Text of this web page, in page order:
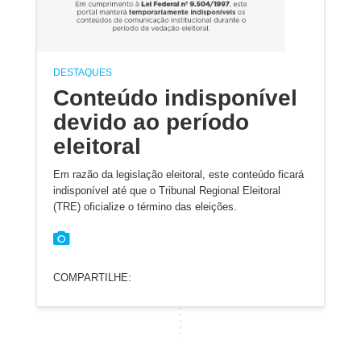
DESTAQUES
Conteúdo indisponível
devido ao período
eleitoral
Em razão da legislação eleitoral, este conteúdo ficará
indisponível até que o Tribunal Regional Eleitoral
(TRE) oficialize o término das eleições.
COMPARTILHE: